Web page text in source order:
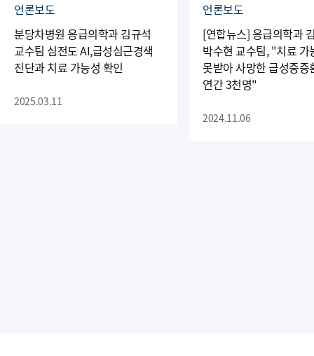
언론보도
분당차병원 응급의학과 김규석
교수팀 심전도 AI,급성심근경색
진단과 치료 가능성 확인
2025.03.11
언론보도
[연합뉴스] 응급의학과
박수현 교수팀, "치료 가
못받아 사망한 급성중증
연간 3천명"
2024.11.06